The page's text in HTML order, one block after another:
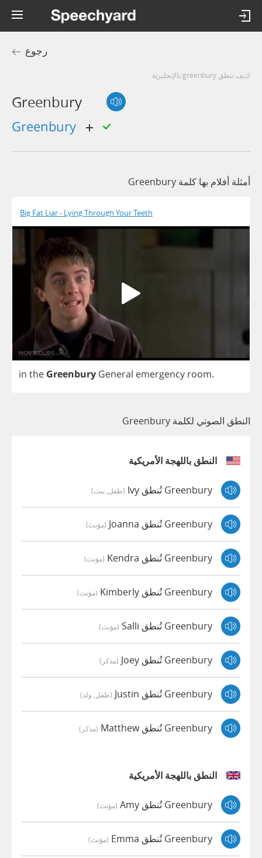
رجوع
كيف تنطق greenbury بالإنجليزية
Greenbury
greenbury
أمثلة أفلام بها كلمة Greenbury
Big Fat Liar - Lying Through Your Teeth
in the Greenbury General emergency room.
النطق الصوتي لكلمة Greenbury
النطق باللهجة الأمريكية
Greenbury تُنطق Ivy (طفل, بنت)
Greenbury تُنطق Joanna (مؤنث)
Greenbury تُنطق Kendra (مؤنث)
Greenbury تُنطق Kimberly (مؤنث)
Greenbury تُنطق Salli (مؤنث)
Greenbury تُنطق Joey (مذكر)
Greenbury تُنطق Justin (طفل, ولد)
Greenbury تُنطق Matthew (مذكر)
النطق باللهجة الأمريكية
Greenbury تُنطق Amy (مؤنث)
Greenbury تُنطق Emma (مؤنث)